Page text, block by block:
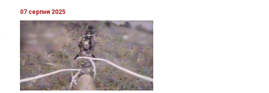
07 серпня 2025